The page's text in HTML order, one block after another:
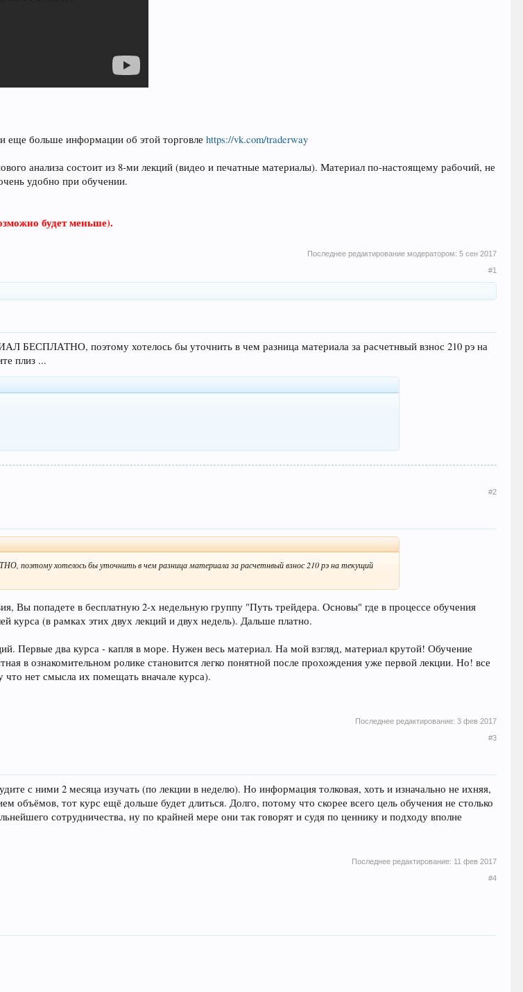
еще больше информации об этой торговлеhttps://vk.com/traderway
анализа состоит из 8-ми лекций (видео и печатные материалы). Материал по-настоящему рабочий, не
удобно при обучении.
будет меньше).
Последнее редактирование модератором: 5 сен 2017
#1
БЕСПЛАТНО, поэтому хотелось бы уточнить в чем разница материала за расчетнвый взнос 210 рэ на
плиз ...
#2
хотелось бы уточнить в чем разница материала за расчетнвый взнос 210 рэ на текущий
Вы попадете в бесплатную 2-х недельную группу "Путь трейдера. Основы" где в процессе обучения
курса (в рамках этих двух лекций и двух недель). Дальше платно.
Первые два курса - капля в море. Нужен весь материал. На мой взгляд, материал крутой! Обучение
в ознакомительном ролике становится легко понятной после прохождения уже первой лекции. Но! все
нет смысла их помещать вначале курса).
Последнее редактирование: 3 фев 2017
#3
с ними 2 месяца изучать (по лекции в неделю). Но информация толковая, хоть и изначально не ихняя,
объёмов, тот курс ещё дольше будет длиться. Долго, потому что скорее всего цель обучения не столько
сотрудничества, ну по крайней мере они так говорят и судя по ценнику и подходу вполне
Последнее редактирование: 11 фев 2017
#4